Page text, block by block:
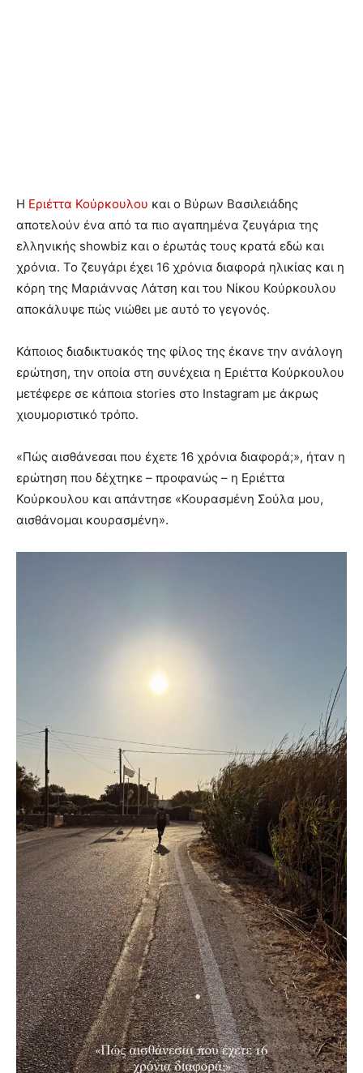
Η Εριέττα Κούρκουλου και ο Βύρων Βασιλειάδης
αποτελούν ένα από τα πιο αγαπημένα ζευγάρια της
ελληνικής showbiz και ο έρωτάς τους κρατά εδώ και
χρόνια. Το ζευγάρι έχει 16 χρόνια διαφορά ηλικίας και η
κόρη της Μαριάννας Λάτση και του Νίκου Κούρκουλου
αποκάλυψε πώς νιώθει με αυτό το γεγονός.
Κάποιος διαδικτυακός της φίλος της έκανε την ανάλογη
ερώτηση, την οποία στη συνέχεια η Εριέττα Κούρκουλου
μετέφερε σε κάποια stories στο Instagram με άκρως
χιουμοριστικό τρόπο.
«Πώς αισθάνεσαι που έχετε 16 χρόνια διαφορά;», ήταν η
ερώτηση που δέχτηκε – προφανώς – η Εριέττα
Κούρκουλου και απάντησε «Κουρασμένη Σούλα μου,
αισθάνομαι κουρασμένη».